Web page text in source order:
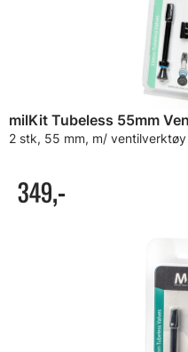
milKit Tubeless 55mm
2 stk, 55 mm, m/ ventilverktøy
349,-